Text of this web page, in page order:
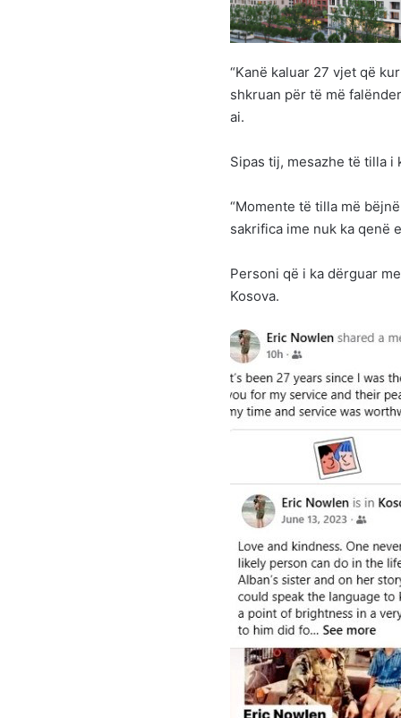
“Kanë kaluar 27 vjet që
shkruan për të më
ai.
Sipas tij, mesazhe të tilla
“Momente të tilla më
sakrifica ime nuk ka qenë
Personi që i ka dërguar
Kosova.